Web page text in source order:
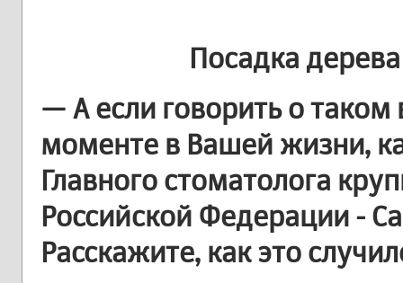
Посадка
— А если говорить о
моменте в Вашей жизни,
Главного стоматолога
Российской Федерации -
Расскажите, как это